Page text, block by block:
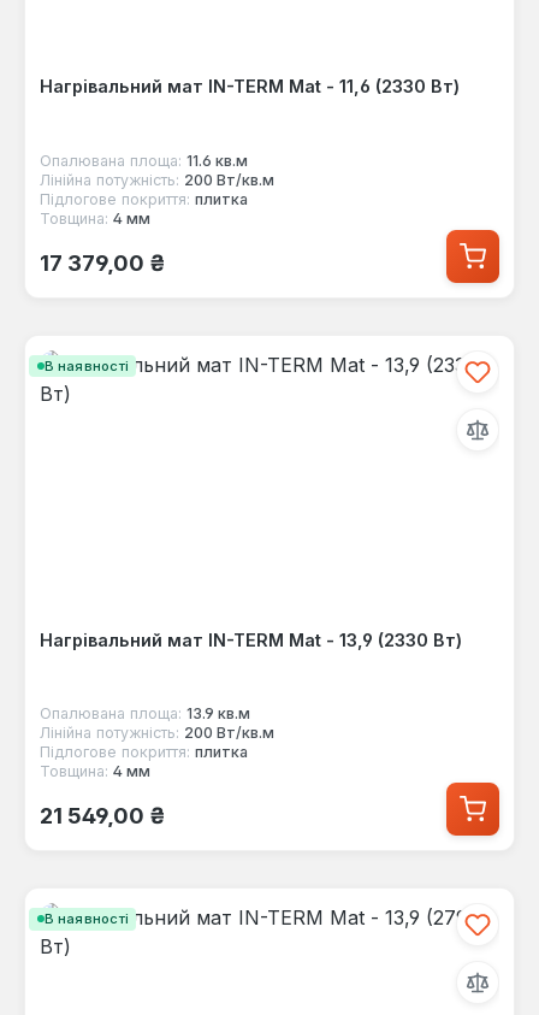
Нагрівальний мат IN-TERM Mat - 11,6 (2330 Вт)
Опалювана площа: 11.6 кв.м
Лінійна потужність: 200 Вт/кв.м
Підлогове покриття: плитка
Товщина: 4 мм
Звичайна ціна:
17 379,00 ₴
В наявності
Нагрівальний мат IN-TERM Mat - 13,9 (2330 Вт)
Опалювана площа: 13.9 кв.м
Лінійна потужність: 200 Вт/кв.м
Підлогове покриття: плитка
Товщина: 4 мм
Звичайна ціна:
21 549,00 ₴
В наявності